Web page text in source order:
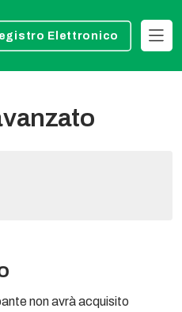
Elettronico
non avrà acquisito